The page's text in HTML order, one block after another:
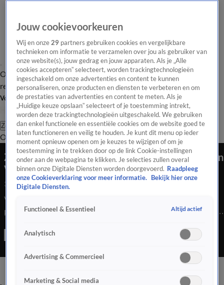
Overzicht Laatste nieuws Regionieuws Het beste van Hart
Tip de
redactie
Volg Hart van Nederland
Zoeken
OverzichtRegioUitzendingenWeerTip de redactiePanelVideo's
ZIEN: Schade aan boekenwinkel door plofkraak in
Voorburg
3 juni 2026, 11:00
Voorburg is opgeschrikt door een plofkraak bij een winkel. De
politie is meteen begonnen met een onderzoek. De omgeving is
voorlopig dicht vanwege de schade en het politieonderzoek.
Jouw cookievoorkeuren
Wij en onze29 partners gebruiken cookies en vergelijkbare
technieken om informatie te verzamelen over jou als gebruiker van
onze website(s), jouw gedrag en jouw apparaten. Als je „Alle
cookies accepteren” selecteert, worden trackingtechnologieën
ingeschakeld om onze advertenties en content te kunnen
personaliseren, onze producten en diensten te verbeteren en om
de prestaties van advertenties en content te meten. Als je
„Huidige keuze opslaan” selecteert of je toestemming intrekt,
worden deze trackingtechnologieën uitgeschakeld. We gebruiken
dan enkel functionele en essentiële cookies om de website goed te
laten functioneren en veilig te houden. Je kunt dit menu op ieder
moment opnieuw openen om je keuzes te wijzigen of om je
toestemming in te trekken door op de link Cookie-instellingen
onder aan de webpagina te klikken. Je selecties zullen overal
binnen onze Digitale Diensten worden doorgevoerd. Raadpleeg
onze Cookieverklaring voor meer informatie.
Bekijk hier onze
Digitale Diensten.
Functioneel & Essentieel Altijd actief
Analytisch
Advertising & Commercieel
Marketing & Social media